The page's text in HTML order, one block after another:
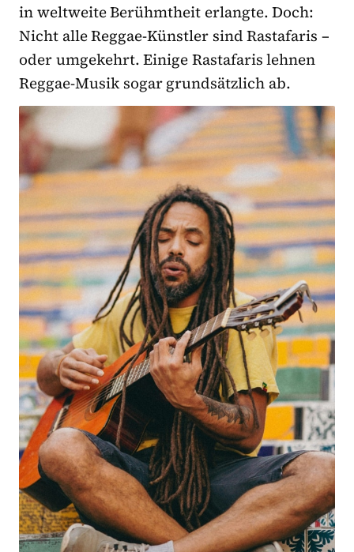
in weltweite Berühmtheit erlangte. Doch:
Nicht alle Reggae-Künstler sind Rastafaris –
oder umgekehrt. Einige Rastafaris lehnen
Reggae-Musik sogar grundsätzlich ab.